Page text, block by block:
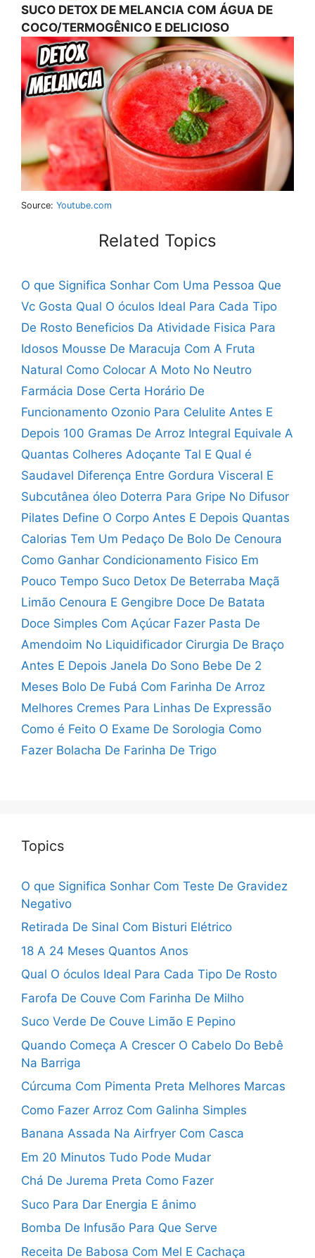
SUCO DETOX DE MELANCIA COM ÁGUA DE
COCO/TERMOGÊNICO E DELICIOSO
Source: Youtube.com
Related Topics
O que Significa Sonhar Com Uma Pessoa Que
Vc Gosta Qual O óculos Ideal Para Cada Tipo
De Rosto Beneficios Da Atividade Fisica Para
Idosos Mousse De Maracuja Com A Fruta
Natural Como Colocar A Moto No Neutro
Farmácia Dose Certa Horário De
Funcionamento Ozonio Para Celulite Antes E
Depois 100 Gramas De Arroz Integral Equivale A
Quantas Colheres Adoçante Tal E Qual é
Saudavel Diferença Entre Gordura Visceral E
Subcutânea óleo Doterra Para Gripe No Difusor
Pilates Define O Corpo Antes E Depois Quantas
Calorias Tem Um Pedaço De Bolo De Cenoura
Como Ganhar Condicionamento Fisico Em
Pouco Tempo Suco Detox De Beterraba Maçã
Limão Cenoura E Gengibre Doce De Batata
Doce Simples Com Açúcar Fazer Pasta De
Amendoim No Liquidificador Cirurgia De Braço
Antes E Depois Janela Do Sono Bebe De 2
Meses Bolo De Fubá Com Farinha De Arroz
Melhores Cremes Para Linhas De Expressão
Como é Feito O Exame De Sorologia Como
Fazer Bolacha De Farinha De Trigo
Topics
O que Significa Sonhar Com Teste De Gravidez
Negativo
Retirada De Sinal Com Bisturi Elétrico
18 A 24 Meses Quantos Anos
Qual O óculos Ideal Para Cada Tipo De Rosto
Farofa De Couve Com Farinha De Milho
Suco Verde De Couve Limão E Pepino
Quando Começa A Crescer O Cabelo Do Bebê
Na Barriga
Cúrcuma Com Pimenta Preta Melhores Marcas
Como Fazer Arroz Com Galinha Simples
Banana Assada Na Airfryer Com Casca
Em 20 Minutos Tudo Pode Mudar
Chá De Jurema Preta Como Fazer
Suco Para Dar Energia E ânimo
Bomba De Infusão Para Que Serve
Receita De Babosa Com Mel E Cachaça